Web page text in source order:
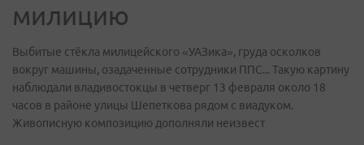
милицию
Выбитые стёкла милицейского «УАЗика», груда осколков
вокруг машины, озадаченные сотрудники ППС... Такую картину
наблюдали владивостокцы в четверг 13 февраля около 18
часов в районе улицы Шепеткова рядом с виадуком.
Живописную композицию дополняли неизвест